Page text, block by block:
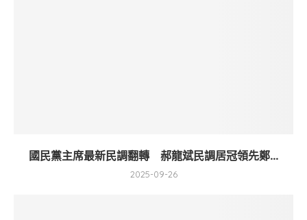
國民黨主席最新民調翻轉 郝龍斌民調居冠領先鄭...
2025-09-26